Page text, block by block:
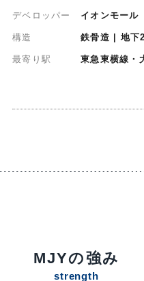
デベロッパー イオンモール
構造 鉄骨造 | 地下
最寄り駅 東急東横線・
MJYの強み
strength